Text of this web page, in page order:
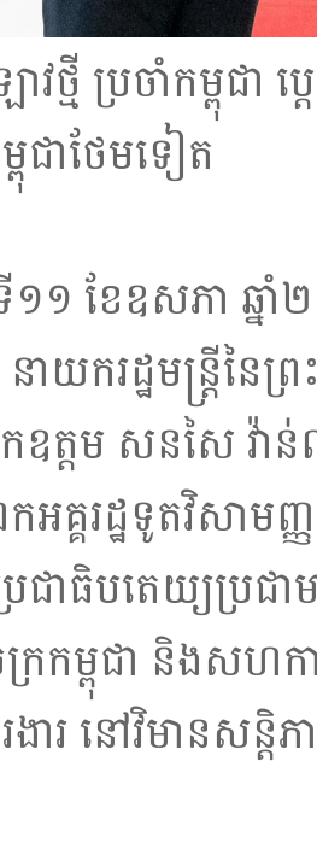
វថ្មី ប្រចាំកម្ពុជា
ជាថែមទៀត
១១ ខែឧសភា ឆ្ន
ករដ្ឋមន្ត្រីនៃព្រ
ឧត្តម សនសៃ វ៉ា
អគ្គរដ្ឋទូតវិសា
ជាធិបតេយ្យប្រជា
ក្រកម្ពុជា និងសហ
ងារ នៅវិមានសន្តិ